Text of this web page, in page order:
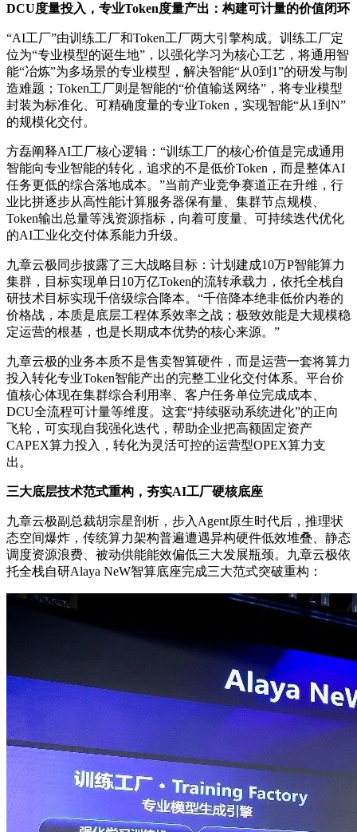
DCU度量投入，专业Token度量产出：构建可计量的价值闭环
“AI工厂”由训练工厂和Token工厂两大引擎构成。训练工厂定
位为“专业模型的诞生地”，以强化学习为核心工艺，将通用智
能“冶炼”为多场景的专业模型，解决智能“从0到1”的研发与制
造难题；Token工厂则是智能的“价值输送网络”，将专业模型
封装为标准化、可精确度量的专业Token，实现智能“从1到N”
的规模化交付。
方磊阐释AI工厂核心逻辑：“训练工厂的核心价值是完成通用
智能向专业智能的转化，追求的不是低价Token，而是整体AI
任务更低的综合落地成本。”当前产业竞争赛道正在升维，行
业比拼逐步从高性能计算服务器保有量、集群节点规模、
Token输出总量等浅资源指标，向着可度量、可持续迭代优化
的AI工业化交付体系能力升级。
九章云极同步披露了三大战略目标：计划建成10万P智能算力
集群，目标实现单日10万亿Token的流转承载力，依托全栈自
研技术目标实现千倍级综合降本。“千倍降本绝非低价内卷的
价格战，本质是底层工程体系效率之战；极致效能是大规模稳
定运营的根基，也是长期成本优势的核心来源。”
九章云极的业务本质不是售卖智算硬件，而是运营一套将算力
投入转化专业Token智能产出的完整工业化交付体系。平台价
值核心体现在集群综合利用率、客户任务单位完成成本、
DCU全流程可计量等维度。这套“持续驱动系统进化”的正向
飞轮，可实现自我强化迭代，帮助企业把高额固定资产
CAPEX算力投入，转化为灵活可控的运营型OPEX算力支
出。
三大底层技术范式重构，夯实AI工厂硬核底座
九章云极副总裁胡宗星剖析，步入Agent原生时代后，推理状
态空间爆炸，传统算力架构普遍遭遇异构硬件低效堆叠、静态
调度资源浪费、被动供能能效偏低三大发展瓶颈。九章云极依
托全栈自研Alaya NeW智算底座完成三大范式突破重构：